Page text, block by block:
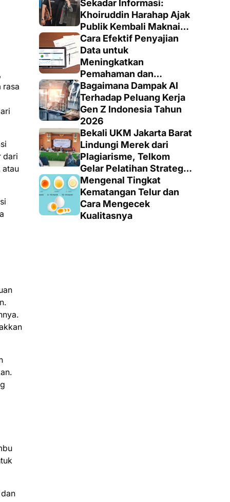
rasa
dari
atau
Sekadar Informasi:
Khoiruddin Harahap Ajak
Publik Kembali Maknai
Ruang Digital dengan
Totalitas dan Loyalitas
Cara Efektif Penyajian
Data untuk
Meningkatkan
Pemahaman dan
Keputusan yang Tepat
Bagaimana Dampak AI
Terhadap Peluang Kerja
Gen Z Indonesia Tahun
2026
Bekali UKM Jakarta Barat
Lindungi Merek dari
Plagiarisme, Telkom
Gelar Pelatihan Strategi
Branding
Mengenal Tingkat
Kematangan Telur dan
Cara Mengecek
Kualitasnya